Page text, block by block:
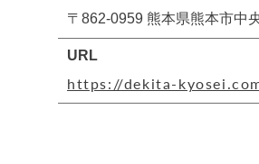
〒862-0959 熊本県熊本市中
URL
https://dekita-